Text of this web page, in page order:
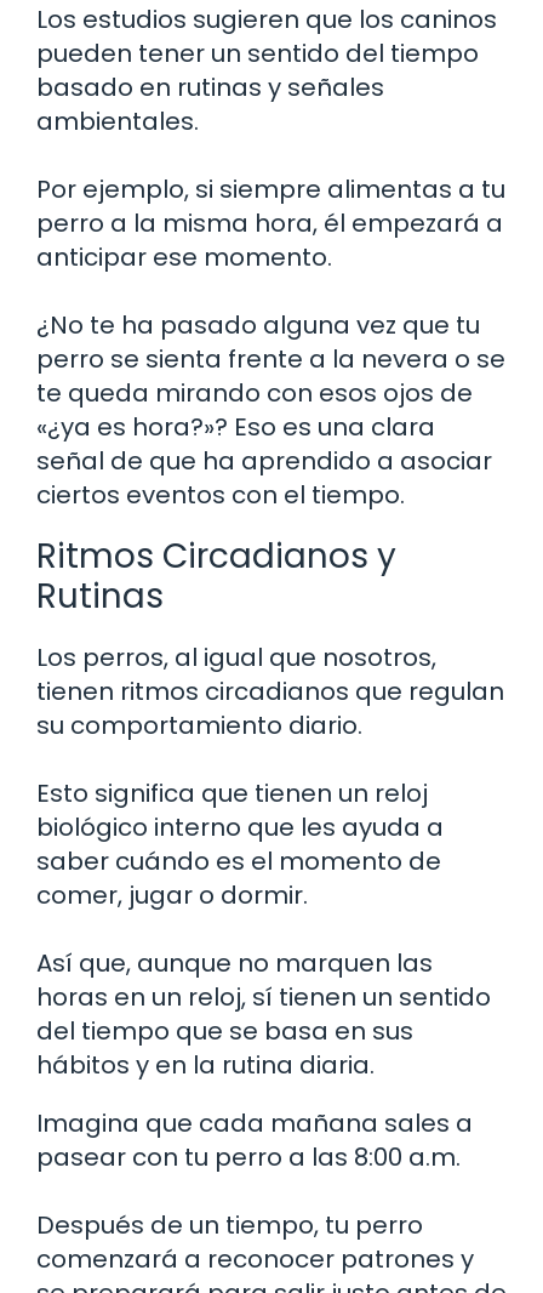
Los estudios sugieren que los caninos
pueden tener un sentido del tiempo
basado en rutinas y señales
ambientales.
Por ejemplo, si siempre alimentas a tu
perro a la misma hora, él empezará a
anticipar ese momento.
¿No te ha pasado alguna vez que tu
perro se sienta frente a la nevera o se
te queda mirando con esos ojos de
«¿ya es hora?»? Eso es una clara
señal de que ha aprendido a asociar
ciertos eventos con el tiempo.
Ritmos Circadianos y
Rutinas
Los perros, al igual que nosotros,
tienen ritmos circadianos que regulan
su comportamiento diario.
Esto significa que tienen un reloj
biológico interno que les ayuda a
saber cuándo es el momento de
comer, jugar o dormir.
Así que, aunque no marquen las
horas en un reloj, sí tienen un sentido
del tiempo que se basa en sus
hábitos y en la rutina diaria.
Imagina que cada mañana sales a
pasear con tu perro a las 8:00 a.m.
Después de un tiempo, tu perro
comenzará a reconocer patrones y